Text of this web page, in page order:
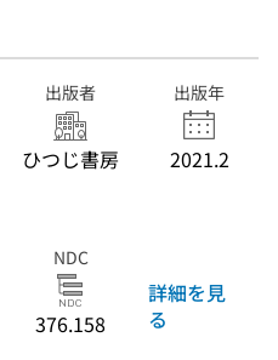
出版者
ひつじ書房
出版年
2021.2
NDC
376.158
詳細を見
る